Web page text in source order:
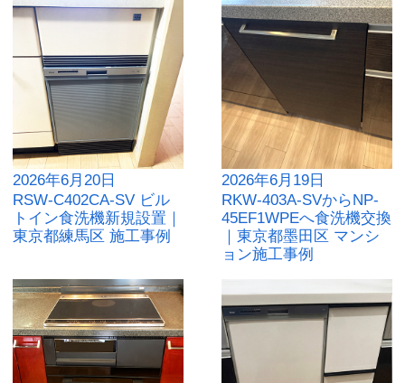
2026年6月20日
RSW-C402CA-SV ビル
トイン食洗機新規設置｜
東京都練馬区 施工事例
2026年6月19日
RKW-403A-SVからNP-
45EF1WPEへ食洗機交換
｜東京都墨田区 マンシ
ョン施工事例